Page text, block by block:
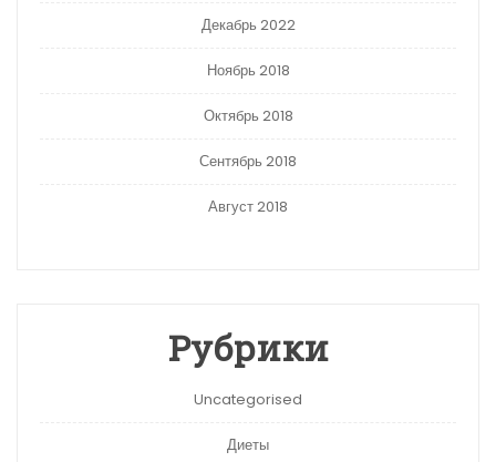
Декабрь 2022
Ноябрь 2018
Октябрь 2018
Сентябрь 2018
Август 2018
Рубрики
Uncategorised
Диеты